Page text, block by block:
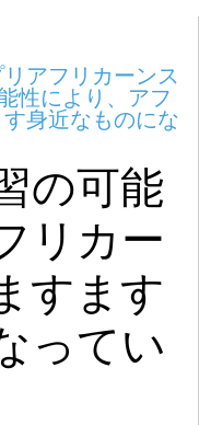
アフリカーンス
性により、アフ
身近なものにな
の可能
リカー
すます
ってい